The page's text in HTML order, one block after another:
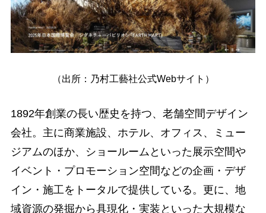
（出所：乃村工藝社公式Webサイト）
1892年創業の長い歴史を持つ、老舗空間デザイン
会社。主に商業施設、ホテル、オフィス、ミュー
ジアムのほか、ショールームといった展示空間や
イベント・プロモーション空間などの企画・デザ
イン・施工をトータルで提供している。更に、地
域資源の発掘から具現化・実装といった大規模な